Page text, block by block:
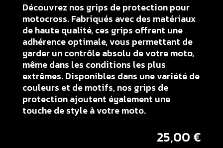
Découvrez nos grips de protection pour
motocross. Fabriqués avec des matériaux
de haute qualité, ces grips offrent une
adhérence optimale, vous permettant de
garder un contrôle absolu de votre moto,
même dans les conditions les plus
extrêmes. Disponibles dans une variété de
couleurs et de motifs, nos grips de
protection ajoutent également une
touche de style à votre moto.
25,00 €